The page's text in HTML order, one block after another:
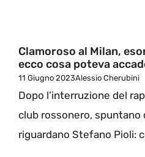
Clamoroso al Milan,
ecco cosa poteva
11 Giugno 2023Alessio Cherubini
Dopo l’interruzione del
club rossonero, spuntano
riguardano Stefano Pioli: